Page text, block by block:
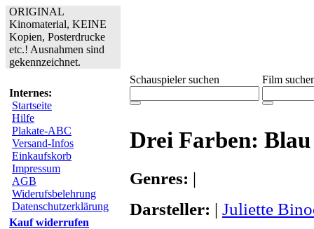
ORIGINAL
Kinomaterial, KEINE
Kopien, Posterdrucke
etc.! Ausnahmen sind
gekennzeichnet.
Internes:
Startseite
Hilfe
Plakate-ABC
Versand-Infos
Einkaufskorb
Impressum
AGB
Widerufsbelehrung
Datenschutzerklärung
Kauf widerrufen
Schauspieler suchen Film
Drei Farben: Blau
Genres: |
Darsteller: | Juliette